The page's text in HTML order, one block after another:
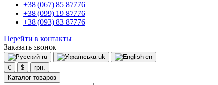
+38 (067) 85 87776
+38 (099) 19 87776
+38 (093) 83 87776
Перейти в контакты
Заказать звонок
ru uk
en
€
$
грн.
Каталог товаров